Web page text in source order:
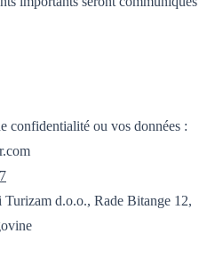
confidentialité ou vos données :
d.o.o., Rade Bitange 12,